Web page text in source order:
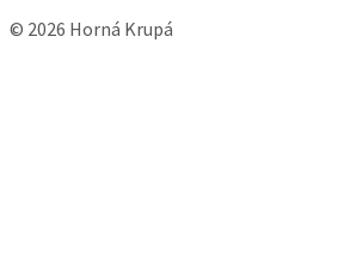
© 2026 Horná Krupá